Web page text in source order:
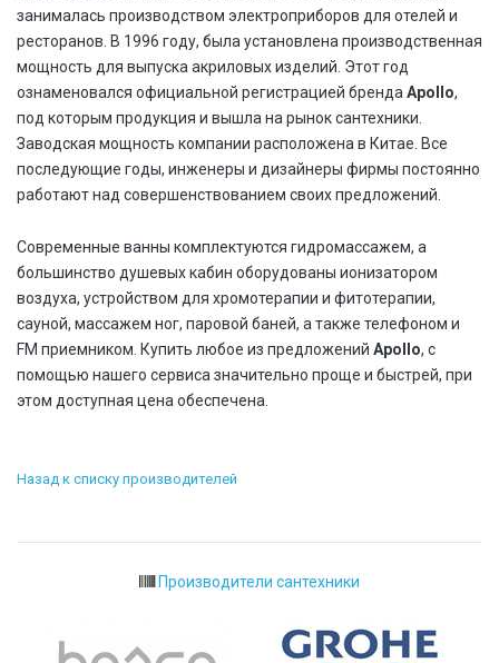
занималась производством электроприборов для отелей и
ресторанов. В 1996 году, была установлена производственная
мощность для выпуска акриловых изделий. Этот год
ознаменовался официальной регистрацией бренда Apollo,
под которым продукция и вышла на рынок сантехники.
Заводская мощность компании расположена в Китае. Все
последующие годы, инженеры и дизайнеры фирмы постоянно
работают над совершенствованием своих предложений.
Современные ванны комплектуются гидромассажем, а
большинство душевых кабин оборудованы ионизатором
воздуха, устройством для хромотерапии и фитотерапии,
сауной, массажем ног, паровой баней, а также телефоном и
FM приемником. Купить любое из предложений Apollo, с
помощью нашего сервиса значительно проще и быстрей, при
этом доступная цена обеспечена.
Назад к списку производителей
Производители сантехники